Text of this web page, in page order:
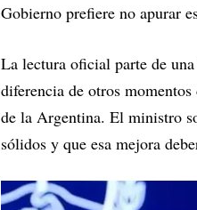
Gobierno prefiere no apurar
La lectura oficial parte de
diferencia de otros
de la Argentina. El ministro
sólidos y que esa mejora